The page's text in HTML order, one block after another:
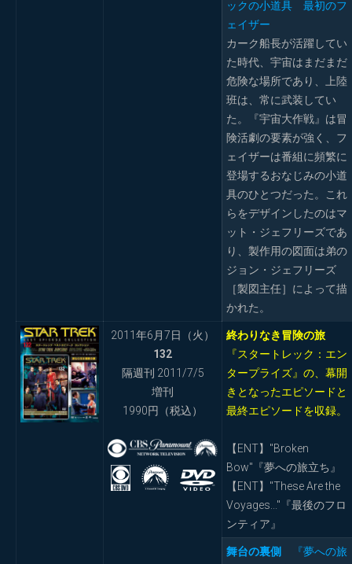
ックの小道具 最初のフ
ェイザー
カーク船長が活躍してい
た時代、宇宙はまだまだ
危険な場所であり、上陸
班は、常に武装してい
た。『宇宙大作戦』は冒
険活劇の要素が強く、フ
ェイザーは番組に頻繁に
登場するおなじみの小道
具のひとつだった。これ
らをデザインしたのはマ
ット・ジェフリーズであ
り、製作用の図面は弟の
ジョン・ジェフリーズ
［製図主任］によって描
かれた。
2011年6月7日（火）
132
隔週刊 2011/7/5
増刊
1990円（税込）
終わりなき冒険の旅
『スタートレック：エン
タープライズ』の、幕開
きとなったエピソードと
最終エピソードを収録。
【ENT】"Broken
Bow"『夢への旅立ち』
【ENT】"These Are the
Voyages..."『最後のフロ
ンティア』
舞台の裏側
『夢への旅